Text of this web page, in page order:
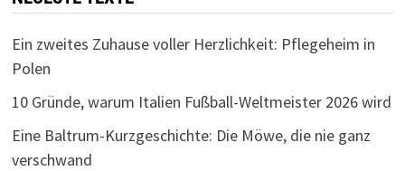
Ein zweites Zuhause voller Herzlichkeit: Pflegeheim in
Polen
10 Gründe, warum Italien Fußball-Weltmeister 2026 wird
Eine Baltrum-Kurzgeschichte: Die Möwe, die nie ganz
verschwand